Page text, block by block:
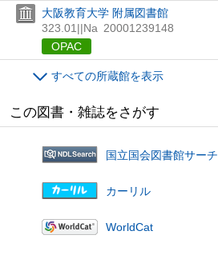
大阪教育大学 附属図書館
323.01||Na 20001239148
OPAC
すべての所蔵館を表示
この図書・雑誌をさがす
国立国会図書館サーチ
カーリル
WorldCat